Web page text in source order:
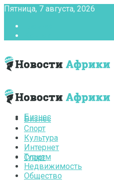
Пятница, 7 августа, 2026
Бизнес
Спорт
Бизнес
Спорт
Культура
Интернет
Туризм
Недвижимость
Общество